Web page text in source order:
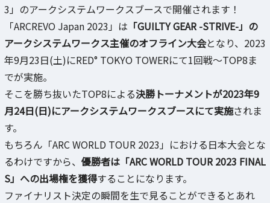
3」のアークシステムワークスブースで開催されます！
「ARCREVO Japan 2023」は 「GUILTY GEAR -STRIVE-」の
アークシステムワークス主催のオフライン大会となり、2023
年9月23日(土)にRED° TOKYO TOWERにて1回戦～TOP8ま
でが実施。
そこを勝ち抜いたTOP8による決勝トーナメントが2023年9
月24日(日)にアークシステムワークスブースにて実施されま
す。
もちろん「ARC WORLD TOUR 2023」における日本大会とな
るわけですから、 優勝者は「ARC WORLD TOUR 2023 FINAL
S」への出場権を獲得することになります。
ファイナリスト決定の瞬間を生で見ることができるとあれ